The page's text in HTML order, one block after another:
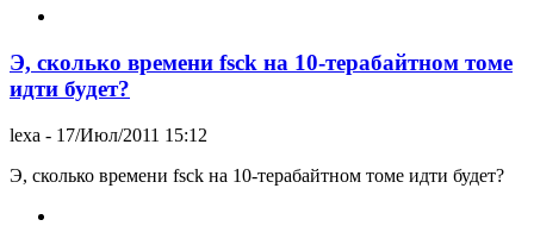
Э, сколько времени fsck на 10-терабайтном томе
идти будет?
lexa - 17/Июл/2011 15:12
Э, сколько времени fsck на 10-терабайтном томе идти будет?